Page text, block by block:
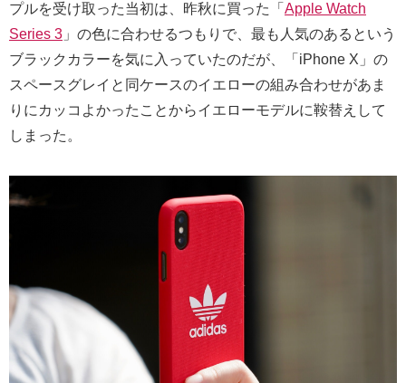
プルを受け取った当初は、昨秋に買った「 Apple Watch
Series 3 」の色に合わせるつもりで、最も人気のあるという
ブラックカラーを気に入っていたのだが、「iPhone X」の
スペースグレイと同ケースのイエローの組み合わせがあま
りにカッコよかったことからイエローモデルに鞍替えして
しまった。